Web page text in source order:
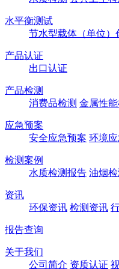
水平衡测试
节水型载体（单位）
产品认证
出口认证
产品检测
消费品检测 金属性能
应急预案
安全应急预案 环境
检测案例
水质检测报告 油烟
资讯
环保资讯 检测资讯
报告查询
关于我们
公司简介 资质认证